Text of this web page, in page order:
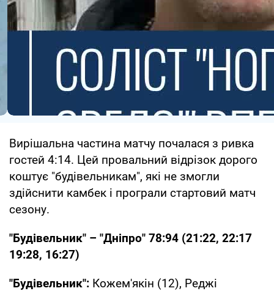
Вирішальна частина матчу почалася з ривка
гостей 4:14. Цей провальний відрізок дорого
коштує "будівельникам", які не змогли
здійснити камбек і програли стартовий матч
сезону.
"Будівельник" – "Дніпро" 78:94 (21:22, 22:17
19:28, 16:27)
"Будівельник": Кожем'якін (12), Реджі